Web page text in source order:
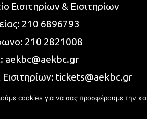
Εισιτηρίων & Εισιτηρίων
210 6896793
210 2821008
aekbc@aekbc.gr
tickets@aekbc.gr
cookies για να σας προσφέρουμε την